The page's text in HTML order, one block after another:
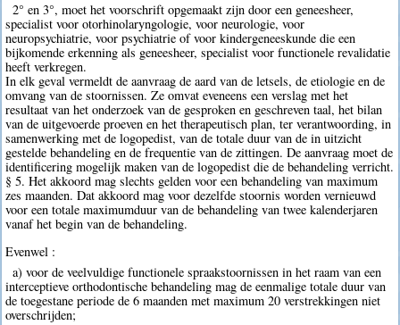
2° en 3°, moet het voorschrift opgemaakt zijn door een geneesheer,
specialist voor otorhinolaryngologie, voor neurologie, voor
neuropsychiatrie, voor psychiatrie of voor kindergeneeskunde die een
bijkomende erkenning als geneesheer, specialist voor functionele revalidatie
heeft verkregen.
In elk geval vermeldt de aanvraag de aard van de letsels, de etiologie en de
omvang van de stoornissen. Ze omvat eveneens een verslag met het
resultaat van het onderzoek van de gesproken en geschreven taal, het bilan
van de uitgevoerde proeven en het therapeutisch plan, ter verantwoording, in
samenwerking met de logopedist, van de totale duur van de in uitzicht
gestelde behandeling en de frequentie van de zittingen. De aanvraag moet de
identificering mogelijk maken van de logopedist die de behandeling verricht.
§ 5. Het akkoord mag slechts gelden voor een behandeling van maximum
zes maanden. Dat akkoord mag voor dezelfde stoornis worden vernieuwd
voor een totale maximumduur van de behandeling van twee kalenderjaren
vanaf het begin van de behandeling.
Evenwel :
a) voor de veelvuldige functionele spraakstoornissen in het raam van een
interceptieve orthodontische behandeling mag de eenmalige totale duur van
de toegestane periode de 6 maanden met maximum 20 verstrekkingen niet
overschrijden;